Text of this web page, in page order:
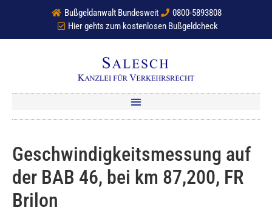
Bußgeldanwalt Bundesweit
0800-5893808
Hier gehts zum kostenlosen Bußgeldcheck
Geschwindigkeitsmessung auf
der BAB 46, bei km 87,200, FR
Brilon